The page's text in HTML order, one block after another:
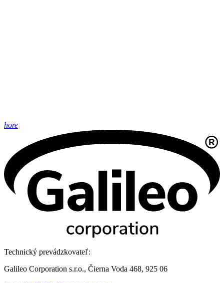
hore
Technický prevádzkovateľ:
Galileo Corporation s.r.o., Čierna Voda 468, 925 06